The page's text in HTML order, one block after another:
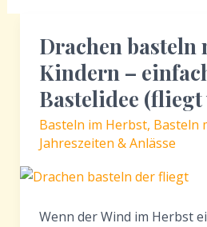
Drachen basteln
Kindern –
Bastelidee
Basteln im Herbst, Basteln
Jahreszeiten & Anlässe
Wenn der Wind im Herbst